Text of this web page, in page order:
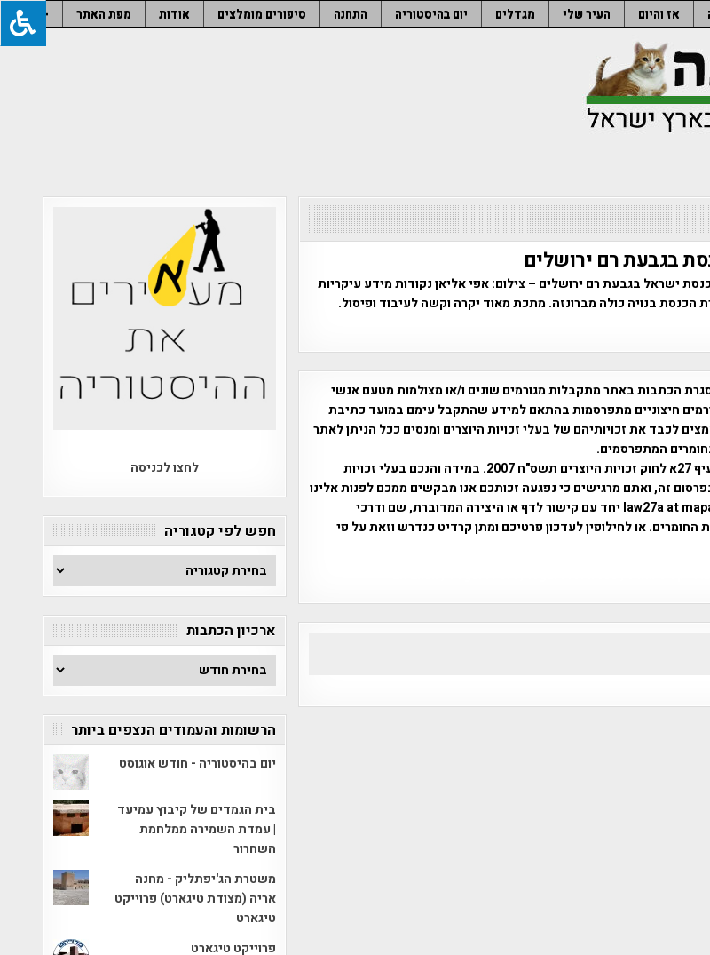
אז והיום העיר שלי מגדלים יום בהיסטוריה התחנה סיפורים מומלצים אודות מפת האתר –
בגבעת רם ירושלים
ישראל בגבעת רם ירושלים – צילום: אפי אליאן נקודות מידע עיקריות
הכנסת בנויה כולה מברונזה. מתכת מאוד יקרה וקשה לעיבוד ופיסול.
הכתבות באתר מתקבלות מגורמים שונים ו/או מצולמות מטעם אנשי
חיצוניים מתפרסמות בהתאם למידע שהתקבל עימם במועד כתיבת
לכבד את זכויותיהם של בעלי זכויות היוצרים ומנסים ככל הניתן לאתר
המתפרסמים.
השימוש נעשה על פי עדכון 5 לסעיף 27א לחוק זכויות היוצרים תשס"ח 2007. במידה והנכם בעלי זכויות
זה, ואתם מרגישים כי נפגעה זכותכם אנו מבקשים ממכם לפנות אלינו
באמצעות דואר אלקטרוני law27a at mapah.co.il יחד עם קישור לדף או היצירה המדוברת, שם ודרכי
החומרים. או לחילופין לעדכון פרטיכם ומתן קרדיט כנדרש וזאת על פי
לחצו לכניסה
חפש לפי קטגוריה
חפש
לפי
קטגוריה
ארכיון הכתבות
ארכיון
הכתבות
הרשומות והעמודים הנצפים ביותר
יום בהיסטוריה - חודש אוגוסט
בית הגמדים של קיבוץ עמיעד
| עמדת השמירה ממלחמת
השחרור
משטרת הג'יפתליק - מחנה
אריה (מצודת טיגארט) פרוייקט
טיגארט
פרוייקט טיגארט